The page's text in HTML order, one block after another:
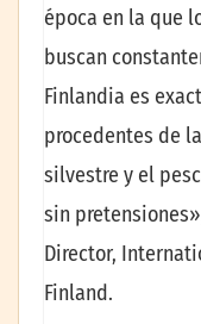
época en la que
buscan
Finlandia es
procedentes de
silvestre y el
sin
Director,
Finland.